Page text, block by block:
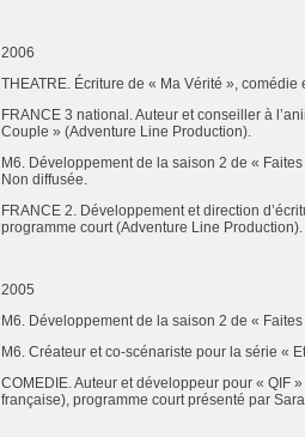
2006
THEATRE. Écriture de « Ma Vérité », comédie
FRANCE 3 national. Auteur et conseiller à
Couple » (Adventure Line Production).
M6. Développement de la saison 2 de «
Non diffusée.
FRANCE 2. Développement et direction
programme court (Adventure Line Production).
2005
M6. Développement de la saison 2 de «
M6. Créateur et co-scénariste pour la série «
COMEDIE. Auteur et développeur pour « QIF
française), programme court présenté par